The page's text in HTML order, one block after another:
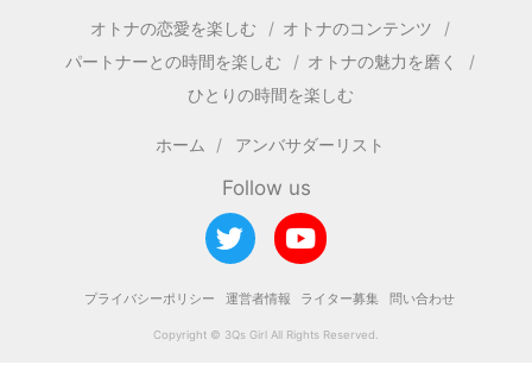
オトナの恋愛を楽しむ
オトナのコンテンツ
パートナーとの時間を楽しむ
オトナの魅力を磨く
ひとりの時間を楽しむ
ホーム アンバサダーリスト
Follow us
プライバシーポリシー 運営者情報 ライター募集 問い合わせ
Copyright © 3Qs Girl All Rights Reserved.